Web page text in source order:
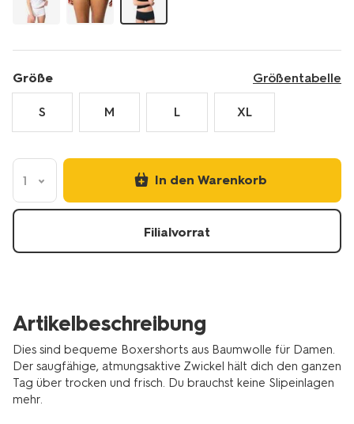
komfort-
baumwolle-
19631315BLACK.html
Größe Größentabelle
S M L XL
1 In den Warenkorb
Filialvorrat
Artikelbeschreibung
Dies sind bequeme Boxershorts aus Baumwolle für Damen.
Der saugfähige, atmungsaktive Zwickel hält dich den ganzen
Tag über trocken und frisch. Du brauchst keine Slipeinlagen
mehr.